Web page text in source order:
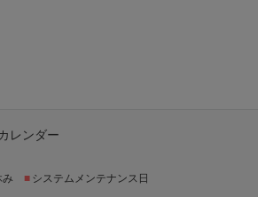
レンダー
み ■ システムメンテナンス日